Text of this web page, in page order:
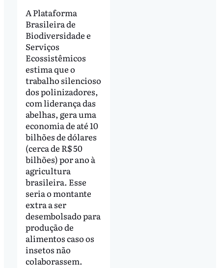
A Plataforma
Brasileira de
Biodiversidade e
Serviços
Ecossistêmicos
estima que o
trabalho silencioso
dos polinizadores,
com liderança das
abelhas, gera uma
economia de até 10
bilhões de dólares
(cerca de R$ 50
bilhões) por ano à
agricultura
brasileira. Esse
seria o montante
extra a ser
desembolsado para
produção de
alimentos caso os
insetos não
colaborassem.